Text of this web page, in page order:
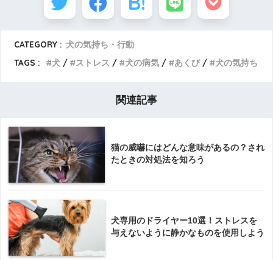
CATEGORY : 犬の気持ち・行動
TAGS :
犬 ストレス 犬の病気 あくび 犬の気持ち
関連記事
猫の威嚇にはどんな意味があるの？され
たときの対処法を知ろう
犬専用のドライヤー10選！ストレスを
与えないように静かなものを使用しよう